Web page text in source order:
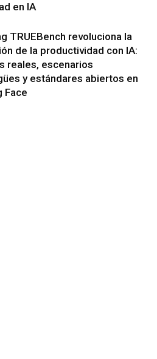
en IA
TRUEBench revoluciona la
de la productividad con IA:
reales, escenarios
y estándares abiertos en
Face